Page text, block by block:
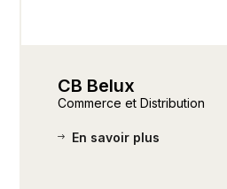
CB Belux
Commerce et Distribution
En savoir plus